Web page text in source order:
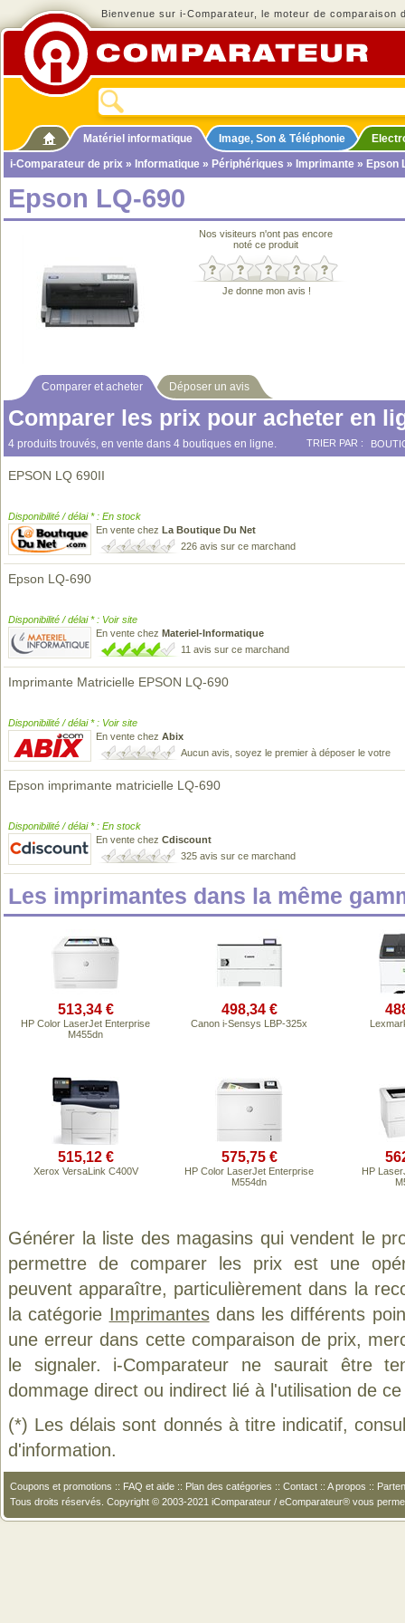
Bienvenue sur i-Comparateur, le moteur de comparaison
Matériel informatique Image, Son & Téléphonie
i-Comparateur de prix » Informatique » Périphériques » Imprimante » Epson
Epson LQ-690
Nos visiteurs n'ont pas encore
noté ce produit
Je donne mon avis !
Comparer et acheter Déposer un avis
Comparer les prix pour acheter en
4 produits trouvés, en vente dans 4 boutiques en ligne. TRIER PAR :
EPSON LQ 690II
Disponibilité / délai * : En stock
En vente chez La Boutique Du Net
226 avis sur ce marchand
Epson LQ-690
Disponibilité / délai * : Voir site
En vente chez Materiel-Informatique
11 avis sur ce marchand
Imprimante Matricielle EPSON LQ-690
Disponibilité / délai * : Voir site
En vente chez Abix
Aucun avis, soyez le premier à déposer le votre
Epson imprimante matricielle LQ-690
Disponibilité / délai * : En stock
En vente chez Cdiscount
325 avis sur ce marchand
Les imprimantes dans la même
513,34 €
HP Color LaserJet Enterprise
M455dn
498,34 €
Canon i-Sensys LBP-325x
515,12 €
Xerox VersaLink C400V
575,75 €
HP Color LaserJet Enterprise
M554dn
HP
Générer la liste des magasins qui vendent le
permettre de comparer les prix est une
peuvent apparaître, particulièrement dans la
la catégorie Imprimantesdans les différents
une erreur dans cette comparaison de prix,
le signaler. i-Comparateur ne saurait être
dommage direct ou indirect lié à l'utilisation de
(*) Les délais sont donnés à titre indicatif,
d'information.
Coupons et promotions :: FAQ et aide :: Plan des catégories :: Contact :: A propos ::
Tous droits réservés. Copyright © 2003-2021 iComparateur / eComparateur® vous